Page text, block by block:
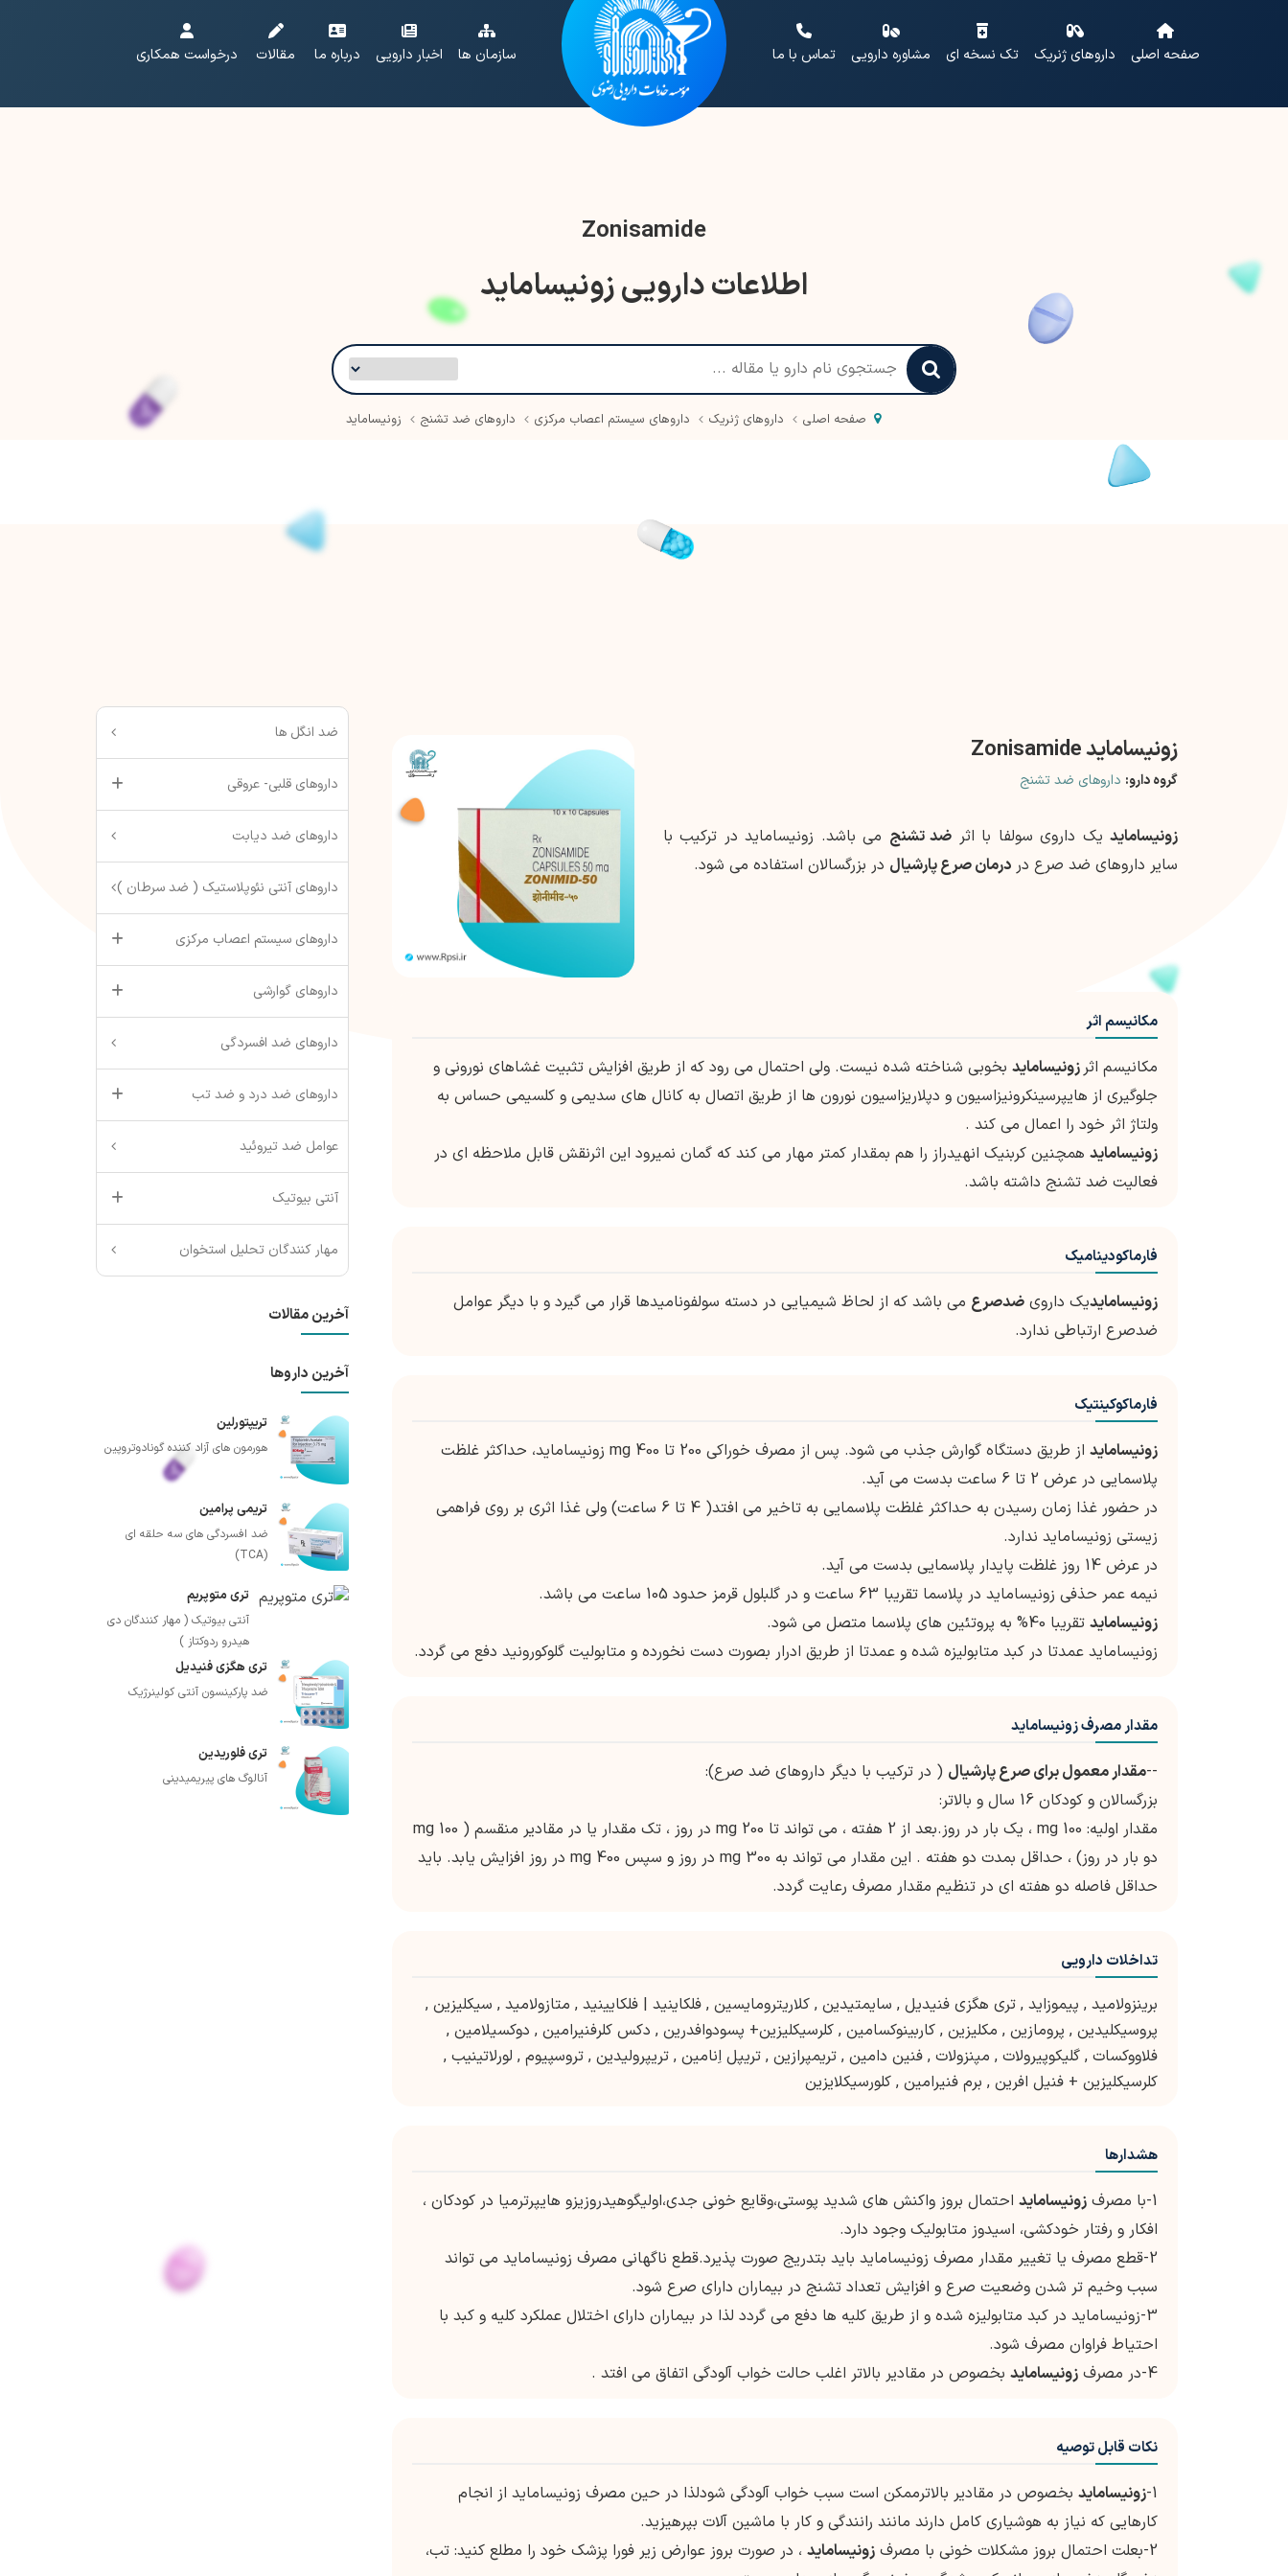
صفحه اصلی داروهای ژنریک تک نسخه ای مشاوره دارویی تماس با ما سازمان ها اخبار دارویی درباره ما مقالات درخواست همکاری
Zonisamide
اطلاعات دارویی زونیساماید
صفحه اصلی داروهای ژنریک داروهای سیستم اعصاب مرکزی داروهای ضد تشنج زونیساماید
زونیساماید Zonisamide
گروه دارو: داروهای ضد تشنج
زونیسامایدیک داروی سولفا با اثر ضد تشنج می باشد. زونیساماید در ترکیب با
سایر داروهای ضد صرع در درمان صرع پارشیال در بزرگسالان استفاده می شود.
مکانیسم اثر
مکانیسم اثرزونیساماید بخوبی شناخته شده نیست. ولی احتمال می رود که از طریق افزایش تثبیت غشاهای نورونی و
جلوگیری از هایپرسینکرونیزاسیون و دپلاریزاسیون نورون ها از طریق اتصال به کانال های سدیمی و کلسیمی حساس به
ولتاژ اثر خود را اعمال می کند .
زونیساماید همچنین کربنیک انهیدراز را هم بمقدار کمتر مهار می کند که گمان نمیرود این اثرنقش قابل ملاحظه ای در
فعالیت ضد تشنج داشته باشد.
فارماکودینامیک
زونیسامایدیک داروی ضدصرع می باشد که از لحاظ شیمیایی در دسته سولفونامیدها قرار می گیرد و با دیگر عوامل
ضدصرع ارتباطی ندارد.
فارماکوکینتیک
زونیساماید
از طریق دستگاه گوارش جذب می شود. پس از مصرف خوراکی 200 تا 400 mg زونیساماید، حداکثر غلظت
پلاسمایی در عرض 2 تا 6 ساعت بدست می آید.
در حضور غذا زمان رسیدن به حداکثر غلظت پلاسمایی به تاخیر می افتد( 4 تا 6 ساعت) ولی غذا اثری بر روی فراهمی
زیستی زونیساماید ندارد.
در عرض 14 روز غلظت پایدار پلاسمایی بدست می آید.
نیمه عمر حذفی زونیساماید در پلاسما تقریبا 63 ساعت و در گلبلول قرمز حدود 105 ساعت می باشد.
زونیساماید تقریبا 40% به پروتئین های پلاسما متصل می شود.
زونیساماید عمدتا در کبد متابولیزه شده و عمدتا از طریق ادرار بصورت دست نخورده و متابولیت گلوکورونید دفع می گردد.
مقدار مصرف زونیساماید
--مقدار معمول برای صرع پارشیال ( در ترکیب با دیگر داروهای ضد صرع):
بزرگسالان و کودکان 16 سال و بالاتر:
مقدار اولیه: 100 mg ، یک بار در روز.بعد از 2 هفته ، می تواند تا 200 mg در روز ، تک مقدار یا در مقادیر منقسم ( 100 mg
دو بار در روز) ، حداقل بمدت دو هفته . این مقدار می تواند به 300 mg در روز و سپس 400 mg در روز افزایش یابد. باید
حداقل فاصله دو هفته ای در تنظیم مقدار مصرف رعایت گردد.
تداخلات دارویی
برینزولامید , پیموزاید , تری هگزی فنیدیل , سایمتیدین , کلاریترومایسین , فلکاینید | فلکایینید , متازولامید , سیکلیزین ,
پروسیکلیدین , پرومازین , مکلیزین , کاربینوکسامین , کلرسیکلیزین+ پسودوافدرین , دکس کلرفنیرامین , دوکسیلامین ,
فلاووکسات , گلیکوپیرولات , مپنزولات , فنین دامین , تریمپرازین , تریپل اِنامین , تریپرولیدین , تروسپیوم , لورلاتینیب ,
کلرسیکلیزین + فنیل افرین , برم فنیرامین , کلورسیکلایزین
هشدارها
1-با مصرف زونیساماید احتمال بروز واکنش های شدید پوستی،وقایع خونی جدی،اولیگوهیدروزیزو هایپرترمیا در کودکان ،
افکار و رفتار خودکشی، اسیدوز متابولیک وجود دارد.
2-قطع مصرف یا تغییر مقدار مصرف زونیساماید باید بتدریج صورت پذیرد.قطع ناگهانی مصرف زونیساماید می تواند
سبب وخیم تر شدن وضعیت صرع و افزایش تعداد تشنج در بیماران دارای صرع شود.
3-زونیساماید در کبد متابولیزه شده و از طریق کلیه ها دفع می گردد لذا در بیماران دارای اختلال عملکرد کلیه و کبد با
احتیاط فراوان مصرف شود.
4-در مصرف
زونیساماید بخصوص در مقادیر بالاتر اغلب حالت خواب آلودگی اتفاق می افتد .
نکات قابل توصیه
1- زونیساماید بخصوص در مقادیر بالاترممکن است سبب خواب آلودگی شودلذا در حین مصرف زونیساماید از انجام
کارهایی که نیاز به هوشیاری کامل دارند مانند رانندگی و کار با ماشین آلات بپرهیزید.
2-بعلت احتمال بروز مشکلات خونی با مصرف
زونیساماید ، در صورت بروز عوارض زیر فورا پزشک خود را مطلع کنید: تب،
ضد انگل ها
داروهای قلبی- عروقی
داروهای ضد دیابت
داروهای آنتی نئوپلاستیک ( ضد سرطان )
داروهای سیستم اعصاب مرکزی
داروهای گوارشی
داروهای ضد افسردگی
داروهای ضد درد و ضد تب
عوامل ضد تیروئید
آنتی بیوتیک
مهار کنندگان تحلیل استخوان
آخرین مقالات
آخرین داروها
تریپتورلین
هورمون های آزاد کننده گونادوتروپین
تریمی پرامین
ضد افسردگی های سه حلقه ای
(TCA)
تری متوپریم
آنتی بیوتیک ( مهار کنندگان دی
هیدرو ردوکتاز )
تری هگزی فنیدیل
ضد پارکینسون آنتی کولینرژیک
تری فلوریدین
آنالوگ های پیریمیدینی